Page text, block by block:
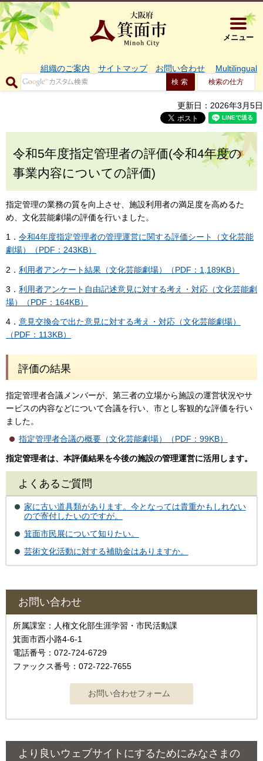
大阪府箕
メニュー
組織のご案内 サイトマップ お問い合わせ Multilingual
検索の仕方
更新日：2026年3月5日
令和5年度指定管理者の評価(令和4年度の
事業内容についての評価)
指定管理の業務の質を向上させ、施設利用者の満足度を高めるた
め、文化芸能劇場の評価を行いました。
1． 令和4年度指定管理者の管理運営に関する評価シート（文化芸能
劇場）（PDF：243KB）
2． 利用者アンケート結果（文化芸能劇場）（PDF：1,189KB）
3． 利用者アンケート自由記述意見に対する考え・対応（文化芸能劇
場）（PDF：164KB）
4． 意見交換会で出た意見に対する考え・対応（文化芸能劇場）
（PDF：113KB）
評価の結果
指定管理者合議メンバーが、第三者の立場から施設の運営状況やサ
ービスの内容などについて合議を行い、市とし客観的な評価を行い
ました。
指定管理者合議の概要（文化芸能劇場）（PDF：99KB）
指定管理者は、本評価結果を今後の施設の管理運営に活用します。
よくあるご質問
家に古い道具類があります。今となっては貴重かもしれない
ので寄付したいのですが。
箕面市民展について知りたい。
芸術文化活動に対する補助金はありますか。
お問い合わせ
所属課室：人権文化部生涯学習・市民活動課
箕面市西小路4‐6‐1
電話番号：072-724-6729
ファックス番号：072-722-7655
より良いウェブサイトにするためにみなさまの